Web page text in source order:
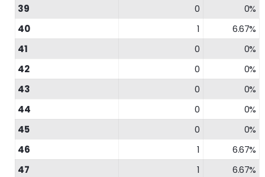
39
0
0%
40
1
6.67%
41
0
0%
42
0
0%
43
0
0%
44
0
0%
45
0
0%
46
1
6.67%
47
1 6.67%